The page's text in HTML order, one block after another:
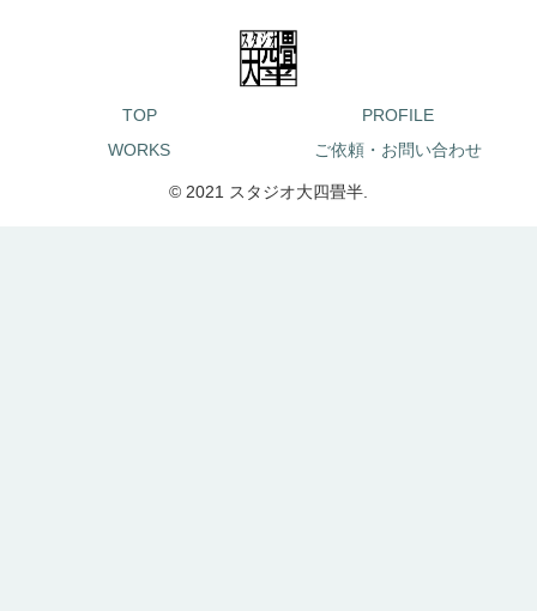
TOP
PROFILE
WORKS
ご依頼・お問い合わせ
© 2021 スタジオ大四畳半.